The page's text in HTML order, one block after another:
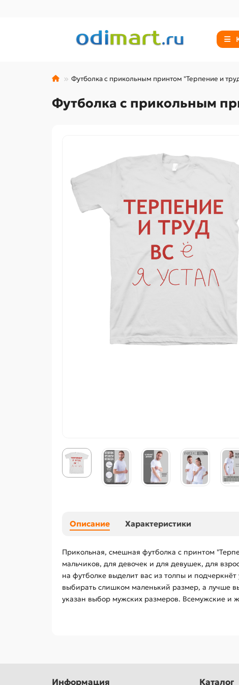
Футболка с прикольным принтом "Терпение и
Футболка с прикольным
Описание Характеристики
Прикольная, смешная футболка с принтом
мальчиков, для девочек и для девушек, для
на футболке выделит вас из толпы и
выбирать слишком маленький размер, а лучше
указан выбор мужских размеров. Всемужские и
Информация Каталог